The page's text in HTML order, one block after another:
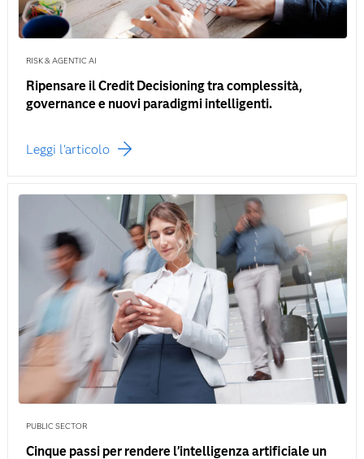
RISK & AGENTIC AI
Ripensare il Credit Decisioning tra complessità,
governance e nuovi paradigmi intelligenti.
Leggi l'articolo
PUBLIC SECTOR
Cinque passi per rendere l’intelligenza artificiale un